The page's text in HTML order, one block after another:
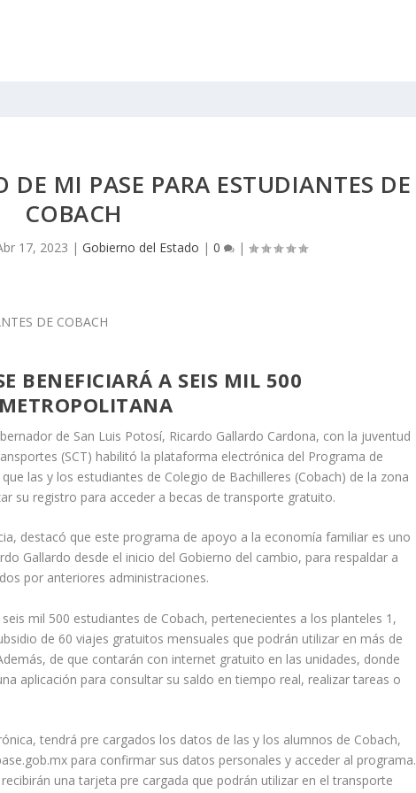
DE MI PASE PARA ESTUDIANTES DE
COBACH
17, 2023 | Gobierno del Estado | 0 |
BENEFICIARÁ A SEIS MIL 500
de San Luis Potosí, Ricardo Gallardo Cardona, con la juventud
(SCT) habilitó la plataforma electrónica del Programa de
las y los estudiantes de Colegio de Bachilleres (Cobach) de la zona
su registro para acceder a becas de transporte gratuito.
destacó que este programa de apoyo a la economía familiar es uno
Gallardo desde el inicio del Gobierno del cambio, para respaldar a
por anteriores administraciones.
mil 500 estudiantes de Cobach, pertenecientes a los planteles 1,
de 60 viajes gratuitos mensuales que podrán utilizar en más de
de que contarán con internet gratuito en las unidades, donde
aplicación para consultar su saldo en tiempo real, realizar tareas o
tendrá pre cargados los datos de las y los alumnos de Cobach,
para confirmar sus datos personales y acceder al programa.
una tarjeta pre cargada que podrán utilizar en el transporte